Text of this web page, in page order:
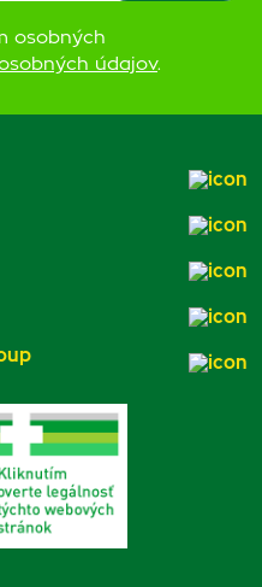
osobných
údajov.